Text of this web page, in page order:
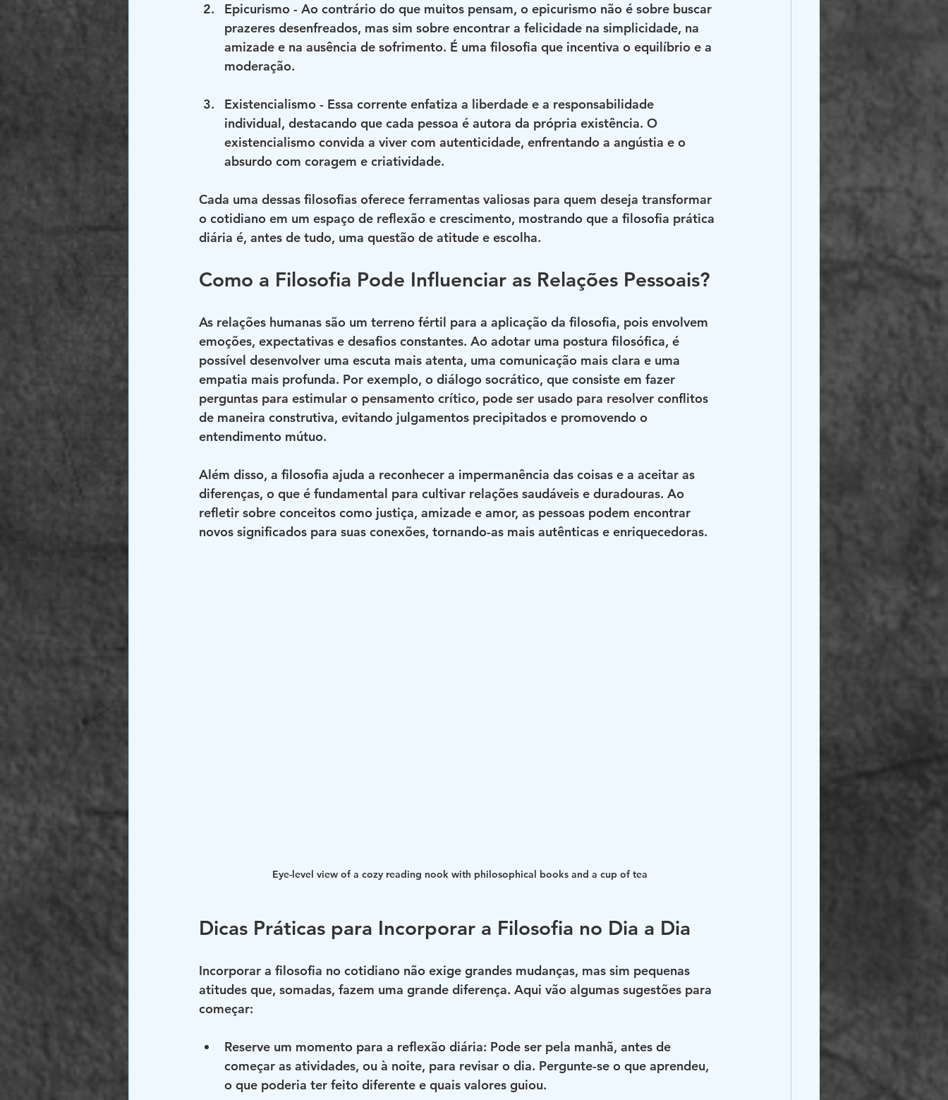
Epicurismo - Ao contrário do que muitos pensam, o epicurismo não é sobre buscar
prazeres desenfreados, mas sim sobre encontrar a felicidade na simplicidade, na
amizade e na ausência de sofrimento. É uma filosofia que incentiva o equilíbrio e a
moderação.
Existencialismo - Essa corrente enfatiza a liberdade e a responsabilidade
individual, destacando que cada pessoa é autora da própria existência. O
existencialismo convida a viver com autenticidade, enfrentando a angústia e o
absurdo com coragem e criatividade.
Cada uma dessas filosofias oferece ferramentas valiosas para quem deseja transformar
o cotidiano em um espaço de reflexão e crescimento, mostrando que a filosofia prática
diária é, antes de tudo, uma questão de atitude e escolha.
Como a Filosofia Pode Influenciar as Relações Pessoais?
As relações humanas são um terreno fértil para a aplicação da filosofia, pois envolvem
emoções, expectativas e desafios constantes. Ao adotar uma postura filosófica, é
possível desenvolver uma escuta mais atenta, uma comunicação mais clara e uma
empatia mais profunda. Por exemplo, o diálogo socrático, que consiste em fazer
perguntas para estimular o pensamento crítico, pode ser usado para resolver conflitos
de maneira construtiva, evitando julgamentos precipitados e promovendo o
entendimento mútuo.
Além disso, a filosofia ajuda a reconhecer a impermanência das coisas e a aceitar as
diferenças, o que é fundamental para cultivar relações saudáveis e duradouras. Ao
refletir sobre conceitos como justiça, amizade e amor, as pessoas podem encontrar
novos significados para suas conexões, tornando-as mais autênticas e enriquecedoras.
Eye-level view of a cozy reading nook with philosophical books and a cup of tea
Dicas Práticas para Incorporar a Filosofia no Dia a Dia
Incorporar a filosofia no cotidiano não exige grandes mudanças, mas sim pequenas
atitudes que, somadas, fazem uma grande diferença. Aqui vão algumas sugestões para
começar:
Reserve um momento para a reflexão diária: Pode ser pela manhã, antes de
começar as atividades, ou à noite, para revisar o dia. Pergunte-se o que aprendeu,
o que poderia ter feito diferente e quais valores guiou.